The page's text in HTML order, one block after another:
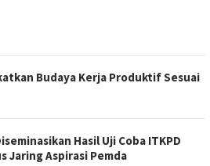
Budaya Kerja Produktif Sesuai
Hasil Uji Coba ITKPD
Jaring Aspirasi Pemda